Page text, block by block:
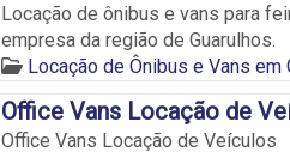
Locação de ônibus e vans para
empresa da região de Guarulhos.
Locação de Ônibus e Vans em
Office Vans Locação de
Office Vans Locação de Veículos